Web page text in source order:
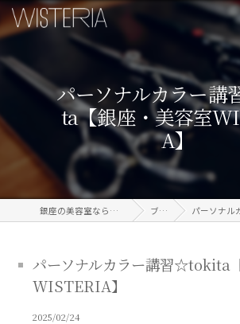
パーソナルカラー
ta【銀座・美容室
A】
銀座の美容室なら信頼のWISTERIA ブログ パーソナルカラー
パーソナルカラー講習☆tokita
WISTERIA】
2025/02/24